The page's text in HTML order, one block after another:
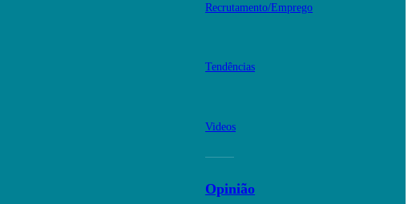
Recrutamento/Emprego
Tendências
Videos
Opinião